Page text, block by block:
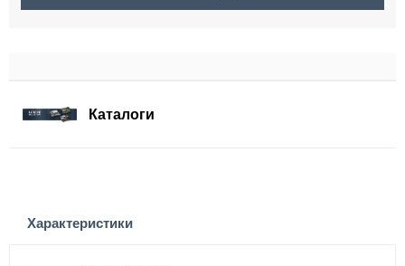
Каталоги
Характеристики